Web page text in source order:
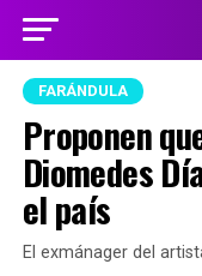
FARÁNDULA
Proponen
Diomedes
el país
El exmánager del